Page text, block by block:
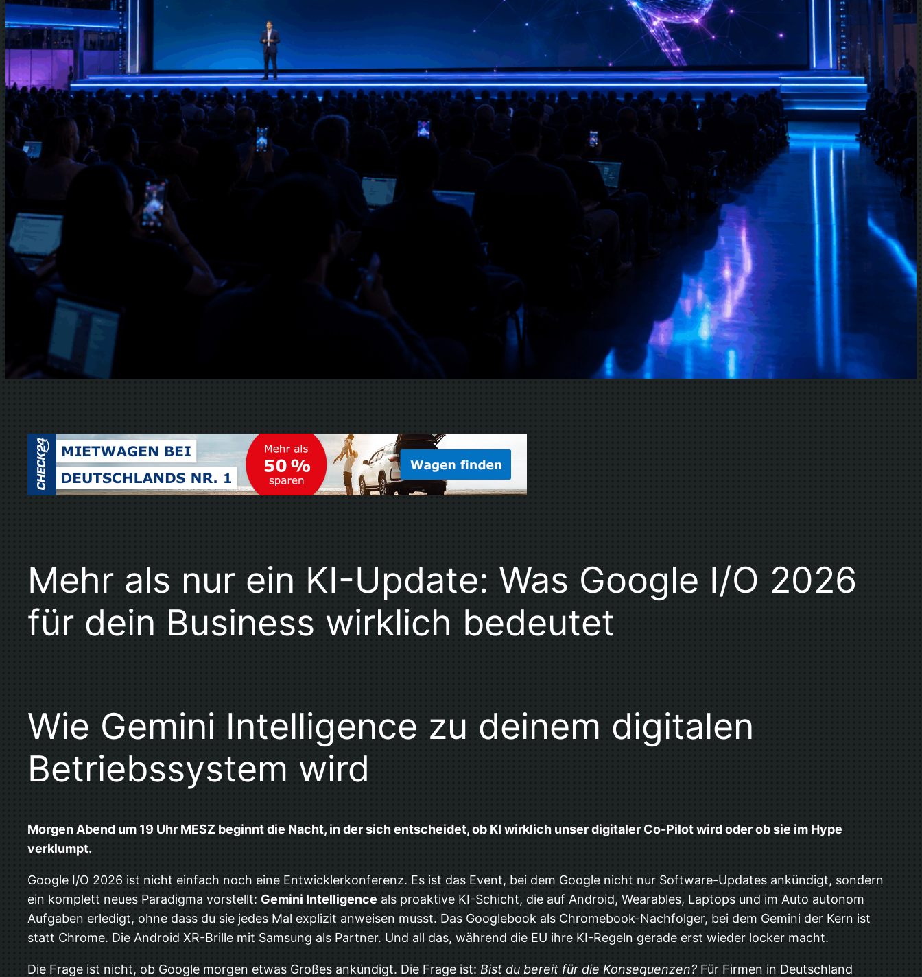
Mehr als nur ein KI-Update: Was Google I/O 2026
für dein Business wirklich bedeutet
Wie Gemini Intelligence zu deinem digitalen
Betriebssystem wird
Morgen Abend um 19 Uhr MESZ beginnt die Nacht, in der sich entscheidet, ob KI wirklich unser digitaler Co-Pilot wird oder ob sie im Hype
verklumpt.
Google I/O 2026 ist nicht einfach noch eine Entwicklerkonferenz. Es ist das Event, bei dem Google nicht nur Software-Updates ankündigt, sondern
ein komplett neues Paradigma vorstellt: Gemini Intelligence als proaktive KI-Schicht, die auf Android, Wearables, Laptops und im Auto autonom
Aufgaben erledigt, ohne dass du sie jedes Mal explizit anweisen musst. Das Googlebook als Chromebook-Nachfolger, bei dem Gemini der Kern ist
statt Chrome. Die Android XR-Brille mit Samsung als Partner. Und all das, während die EU ihre KI-Regeln gerade erst wieder locker macht.
Die Frage ist nicht, ob Google morgen etwas Großes ankündigt. Die Frage ist: Bist du bereit für die Konsequenzen? Für Firmen in Deutschland